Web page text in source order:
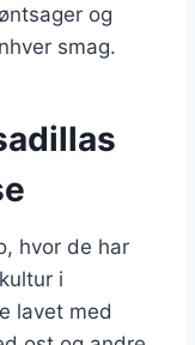
og
smag.
hvor de har
i
lavet med